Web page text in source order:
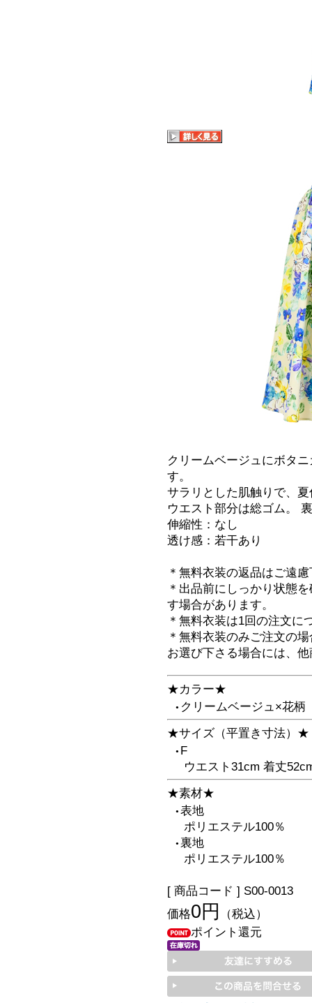
クリームベージュにボタ
す。
サラリとした肌触りで、
ウエスト部分は総ゴム。
伸縮性：なし
透け感：若干あり
＊無料衣装の返品はご遠
＊出品前にしっかり状態
す場合があります。
＊無料衣装は1回の注文に
＊無料衣装のみご注文の
お選び下さる場合には、
★カラー★
● クリームベージュ×花柄
★サイズ（平置き寸法）★
●
F
ウエスト31cm 着丈
★素材★
● 表地
ポリエステル100％
● 裏地
ポリエステル100％
[ 商品コード ] S00-0013
価格0円
（税込）
ポイント還元